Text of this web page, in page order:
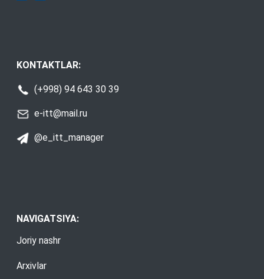
KONTAKTLAR:
(+998) 94 643 30 39
e-itt@mail.ru
@e_itt_manager
NAVIGATSIYA:
Joriy nashr
Arxivlar